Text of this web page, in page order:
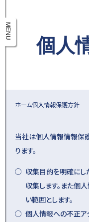
MENU
個人
ホーム個人情報保護方針
当社は個人情報情報保
ります。
収集目的を明確にし
収集します。また個
い範囲とします。
個人情報への不正ア